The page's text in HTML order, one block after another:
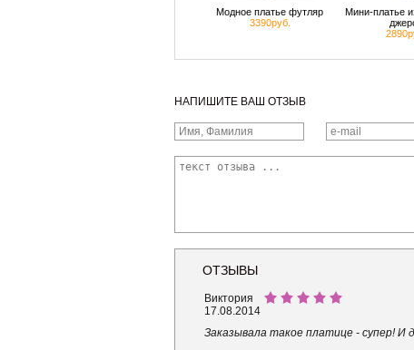
Модное платье футляр
3390руб.
Мини-платье
НАПИШИТЕ ВАШ ОТЗЫВ
ОТЗЫВЫ
Виктория
17.08.2014
Заказывала такое платице - супер! И